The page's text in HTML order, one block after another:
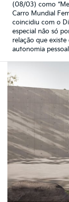
(08/03) como
Carro Mundial
coincidiu com o
especial não só
relação que
autonomia